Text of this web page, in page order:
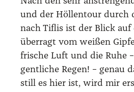
und der Höl­len­tour durch
nach Tif­lis ist der Blick auf
über­ragt vom wei­ßen
fri­sche Luft und die Ruhe
gent­li­che Regen! – genau
still es hier ist, wird mir